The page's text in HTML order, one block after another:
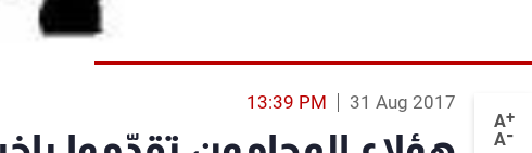
A+
A-
31 Aug 2017
13:39 PM